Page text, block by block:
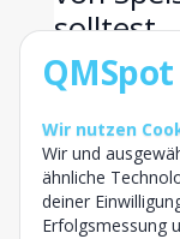
solltest
Im
Routinen
Punkte
Speise
QMSpot
Wir nutzen
Wir und
ähnliche
deiner
Erfolgsmessung